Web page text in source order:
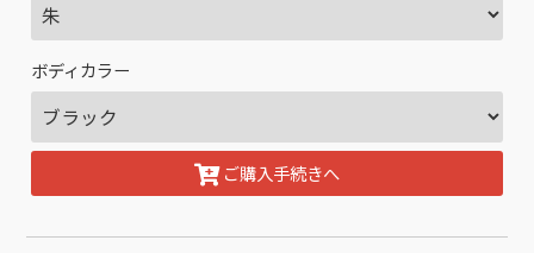
ボディカラー
ご購入手続きへ